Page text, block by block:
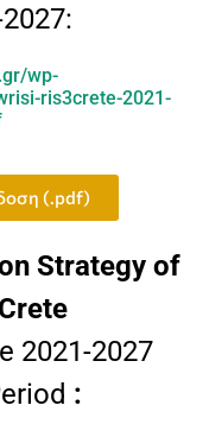
wp-
ris3crete-2021-
(.pdf)
Strategy of
2021-2027
: